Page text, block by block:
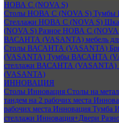
НОВА С (NOVA S)
Столы НОВА С (NOVA S) Тумбы
Стеллажи НОВА С (NOVA S)
(NOVA S) Разное НОВА С (NOVA
ВАСАНТА (VASANTA) мебель
Столы ВАСАНТА (VASANTA)
(VASANTA) Тумбы ВАСАНТА
стеллажи ВАСАНТА (VASANTA)
(VASANTA)
ИННОВАЦИЯ
Столы Инновация Столы на
тандем на 2 рабочих места
рабочих места Инновация Тумба
стеллажи Инновация+Двери